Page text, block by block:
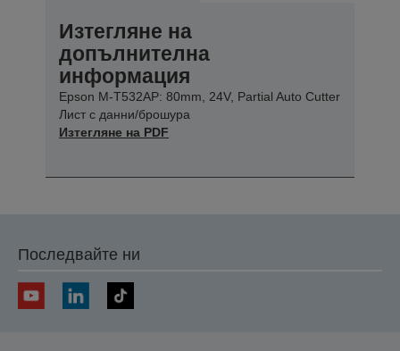
Изтегляне на
допълнителна
информация
Epson M-T532AP: 80mm, 24V, Partial Auto Cutter
Лист с данни/брошура
Изтегляне на PDF
Последвайте ни